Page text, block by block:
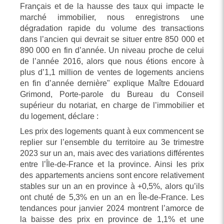
Français et de la hausse des taux qui impacte le
marché immobilier, nous enregistrons une
dégradation rapide du volume des transactions
dans l’ancien qui devrait se situer entre 850 000 et
890 000 en fin d’année. Un niveau proche de celui
de l’année 2016, alors que nous étions encore à
plus d’1,1 million de ventes de logements anciens
en fin d’année dernière" explique Maître Edouard
Grimond, Porte-parole du Bureau du Conseil
supérieur du notariat, en charge de l’immobilier et
du logement, déclare :
Les prix des logements quant à eux commencent se
replier sur l’ensemble du territoire au 3e trimestre
2023 sur un an, mais avec des variations différentes
entre l’Île-de-France et la province. Ainsi les prix
des appartements anciens sont encore relativement
stables sur un an en province à +0,5%, alors qu’ils
ont chuté de 5,3% en un an en Île-de-France. Les
tendances pour janvier 2024 montrent l’amorce de
la baisse des prix en province de 1,1% et une